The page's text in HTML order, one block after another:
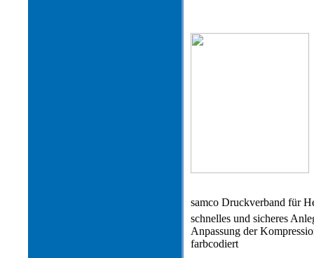
samco Druckverband für
schnelles und sicheres
Anpassung der
farbcodiert